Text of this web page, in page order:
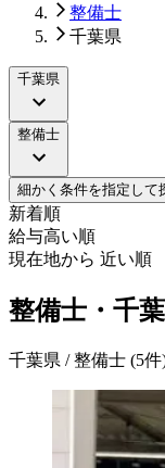
整備士
千葉県
千葉県
整備士
細かく条件を指定して
新着順
給与高い順
現在地から 近い順
整備士・千
千葉県 / 整備士 (5件